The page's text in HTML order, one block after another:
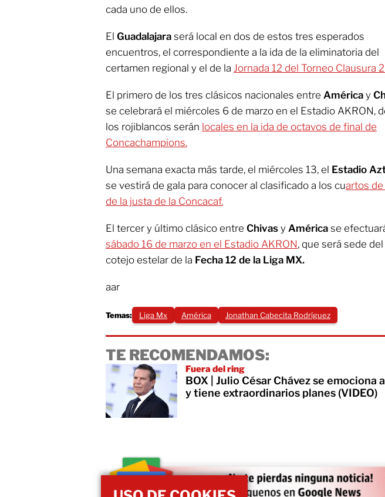
cada uno de ellos.
El Guadalajara será local en dos de estos tres esperados
encuentros, el correspondiente a la ida de la eliminatoria del
certamen regional y el de la Jornada 12 del Torneo Clausura
El primero de los tres clásicos nacionales entre América y
se celebrará el miércoles 6 de marzo en el Estadio AKRON,
los rojiblancos serán locales en la ida de octavos de final de
Concachampions.
Una semana exacta más tarde, el miércoles 13, el Estadio
se vestirá de gala para conocer al clasificado a los cuartos
de la justa de la Concacaf.
El tercer y último clásico entre Chivas y América se
sábado 16 de marzo en el Estadio AKRON, que será sede del
cotejo estelar de la Fecha 12 de la Liga MX.
aar
Temas: Liga Mx América Jonathan Cabecita Rodríguez
TE RECOMENDAMOS:
Fuera del ring
BOX | Julio César Chávez se emociona
y tiene extraordinarios planes (VIDEO)